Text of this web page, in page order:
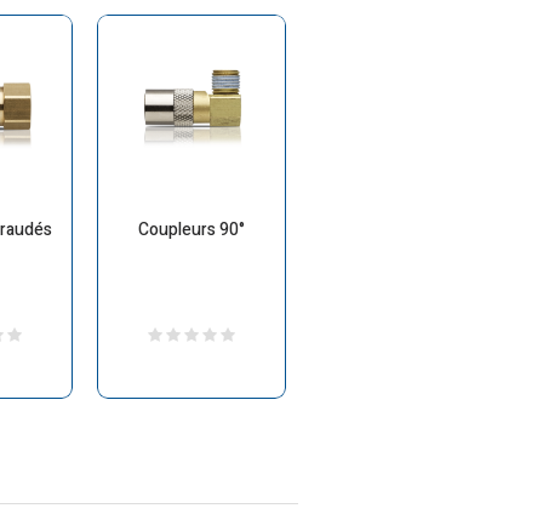
Coupleurs 90°